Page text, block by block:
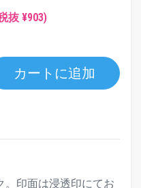
抜 ¥903)
カートに追加
。印面は浸透印にてお